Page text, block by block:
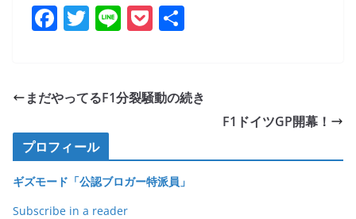
F
e
o
o
k
T
er
Li P
et
まだやってるF1分裂騒動の続き
F1ドイツGP開幕！
プロフィール
ギズモード「公認ブロガー特派員」
Subscribe in a reader